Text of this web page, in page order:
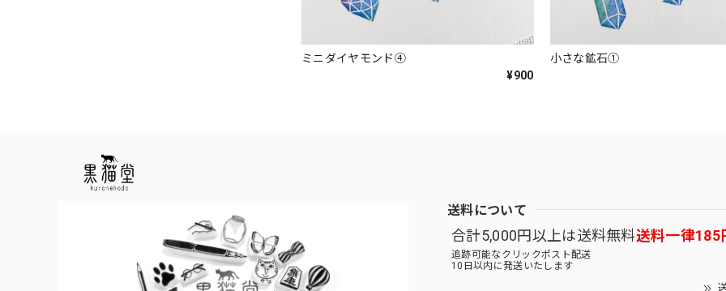
ミニダイヤモンド④
¥900
小さな鉱石①
送料について
合計5,000円以上は送料無料送料一律185
追跡可能なクリックポスト配送
10日以内に発送いたします